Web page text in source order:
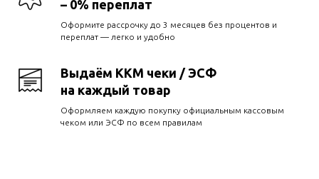
– 0% переплат
Оформите рассрочку до 3 месяцев без процентов и
переплат — легко и удобно
Выдаём ККМ чеки / ЭСФ
на каждый товар
Оформляем каждую покупку официальным кассовым
чеком или ЭСФ по всем правилам